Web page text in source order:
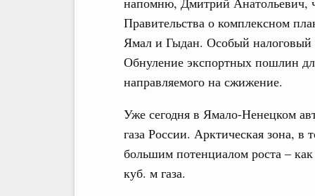
Правительства о комплексном
Ямал и Гыдан. Особый
Обнуление экспортных пошлин
направляемого на сжижение.
Уже сегодня в Ямало-Ненецком
газа России. Арктическая зона,
большим потенциалом роста –
куб. м газа.